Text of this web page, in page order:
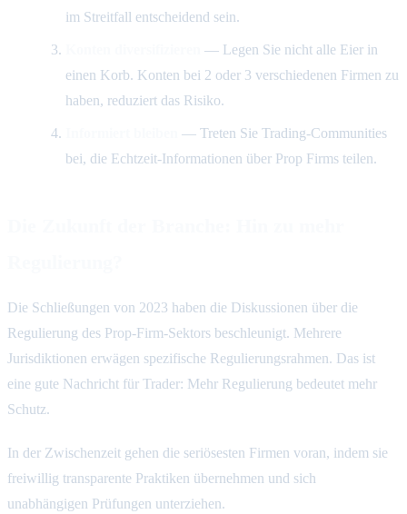
im Streitfall entscheidend sein.
— Legen Sie nicht alle Eier in
einen Korb. Konten bei 2 oder 3 verschiedenen Firmen zu
haben, reduziert das Risiko.
— Treten Sie Trading-Communities
bei, die Echtzeit-Informationen über Prop Firms teilen.
Die Schließungen von 2023 haben die Diskussionen über die
Regulierung des Prop-Firm-Sektors beschleunigt. Mehrere
Jurisdiktionen erwägen spezifische Regulierungsrahmen. Das ist
eine gute Nachricht für Trader: Mehr Regulierung bedeutet mehr
Schutz.
In der Zwischenzeit gehen die seriösesten Firmen voran, indem sie
freiwillig transparente Praktiken übernehmen und sich
unabhängigen Prüfungen unterziehen.